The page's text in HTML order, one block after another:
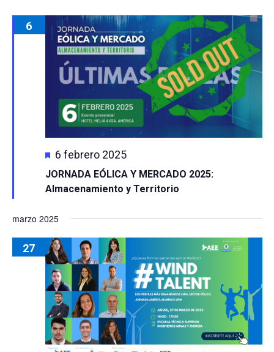
6
JORNADA EÓLICA Y MERCADO 2025:
Almacenamiento y Territorio
Destacado
6 febrero 2025
marzo 2025
27